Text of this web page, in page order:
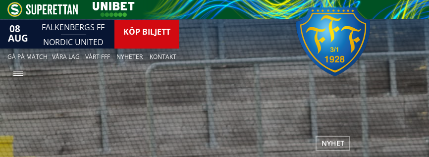
08
AUG
FALKENBERGS FF
NORDIC UNITED
KÖP BILJETT
GÅ PÅ MATCH VÅRA LAG VÅRT FFF NYHETER KONTAKT
NYHET